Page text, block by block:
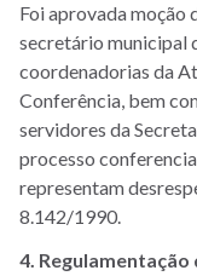
Foi aprovada moção
secretário municipal
coordenadorias da
Conferência, bem
servidores da
processo
representam
8.142/1990.
4.